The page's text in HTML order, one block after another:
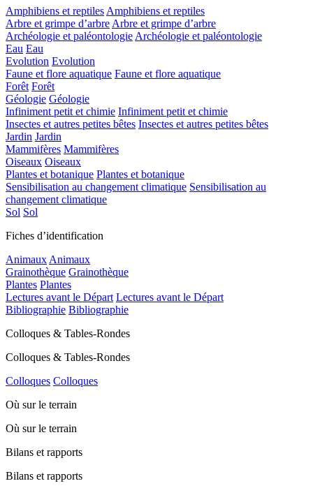
Amphibiens et reptiles Amphibiens et reptiles
Arbre et grimpe d’arbre Arbre et grimpe d’arbre
Archéologie et paléontologie Archéologie et paléontologie
Eau Eau
Evolution Evolution
Faune et flore aquatique Faune et flore aquatique
Forêt Forêt
Géologie Géologie
Infiniment petit et chimie Infiniment petit et chimie
Insectes et autres petites bêtes Insectes et autres petites bêtes
Jardin Jardin
Mammifères Mammifères
Oiseaux Oiseaux
Plantes et botanique Plantes et botanique
Sensibilisation au changement climatique Sensibilisation au
changement climatique
Sol Sol
Fiches d’identification
Animaux Animaux
Grainothèque Grainothèque
Plantes Plantes
Lectures avant le Départ Lectures avant le Départ
Bibliographie Bibliographie
Colloques & Tables-Rondes
Colloques & Tables-Rondes
Colloques Colloques
Où sur le terrain
Où sur le terrain
Bilans et rapports
Bilans et rapports